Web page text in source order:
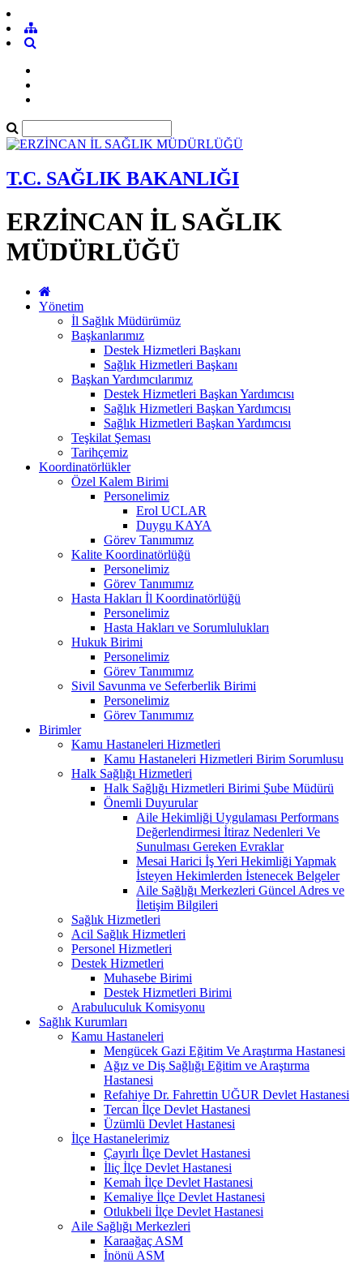
T.C. SAĞLIK BAKANLIĞI
ERZİNCAN İL SAĞLIK
MÜDÜRLÜĞÜ
Yönetim
İl Sağlık Müdürümüz
Başkanlarımız
Destek Hizmetleri Başkanı
Sağlık Hizmetleri Başkanı
Başkan Yardımcılarımız
Destek Hizmetleri Başkan Yardımcısı
Sağlık Hizmetleri Başkan Yardımcısı
Sağlık Hizmetleri Başkan Yardımcısı
Teşkilat Şeması
Tarihçemiz
Koordinatörlükler
Özel Kalem Birimi
Personelimiz
Erol UCLAR
Duygu KAYA
Görev Tanımımız
Kalite Koordinatörlüğü
Personelimiz
Görev Tanımımız
Hasta Hakları İl Koordinatörlüğü
Personelimiz
Hasta Hakları ve Sorumlulukları
Hukuk Birimi
Personelimiz
Görev Tanımımız
Sivil Savunma ve Seferberlik Birimi
Personelimiz
Görev Tanımımız
Birimler
Kamu Hastaneleri Hizmetleri
Kamu Hastaneleri Hizmetleri Birim Sorumlusu
Halk Sağlığı Hizmetleri
Halk Sağlığı Hizmetleri Birimi Şube Müdürü
Önemli Duyurular
Aile Hekimliği Uygulaması Performans
Değerlendirmesi İtiraz Nedenleri Ve
Sunulması Gereken Evraklar
Mesai Harici İş Yeri Hekimliği Yapmak
İsteyen Hekimlerden İstenecek Belgeler
Aile Sağlığı Merkezleri Güncel Adres ve
İletişim Bilgileri
Sağlık Hizmetleri
Acil Sağlık Hizmetleri
Personel Hizmetleri
Destek Hizmetleri
Muhasebe Birimi
Destek Hizmetleri Birimi
Arabuluculuk Komisyonu
Sağlık Kurumları
Kamu Hastaneleri
Mengücek Gazi Eğitim Ve Araştırma Hastanesi
Ağız ve Diş Sağlığı Eğitim ve Araştırma
Hastanesi
Refahiye Dr. Fahrettin UĞUR Devlet Hastanesi
Tercan İlçe Devlet Hastanesi
Üzümlü Devlet Hastanesi
İlçe Hastanelerimiz
Çayırlı İlçe Devlet Hastanesi
İliç İlçe Devlet Hastanesi
Kemah İlçe Devlet Hastanesi
Kemaliye İlçe Devlet Hastanesi
Otlukbeli İlçe Devlet Hastanesi
Aile Sağlığı Merkezleri
Karaağaç ASM
İnönü ASM